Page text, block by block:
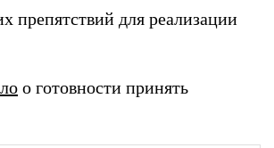
препятствий для реализации
о готовности принять